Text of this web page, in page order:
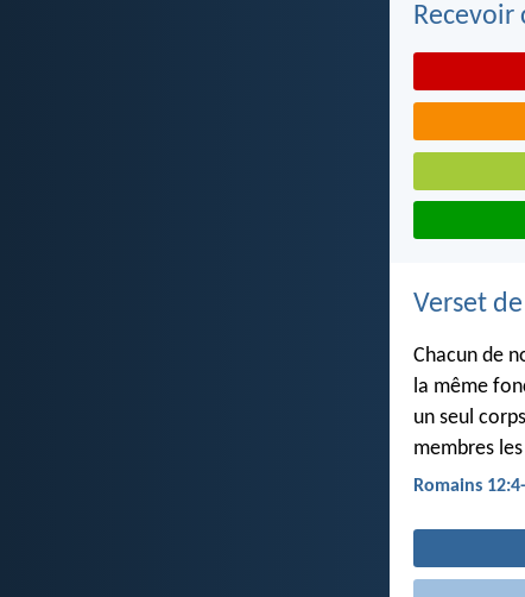
Recevoir
Verset
Chacun de
la même
un seul
membres
Romains